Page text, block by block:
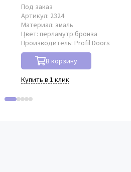
Под заказ
Артикул: 2324
Материал: эмаль
Цвет: перламутр бронза
Производитель: Profil Doors
В корзину
Купить в 1 клик